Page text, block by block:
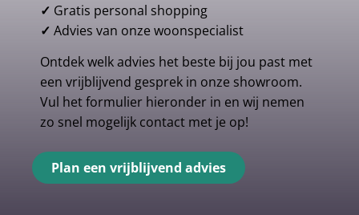
✓ Gratis personal shopping
✓ Advies van onze woonspecialist
Ontdek welk advies het beste bij jou past met
een vrijblijvend gesprek in onze showroom.
Vul het formulier hieronder in en wij nemen
zo snel mogelijk contact met je op!
Plan een vrijblijvend advies